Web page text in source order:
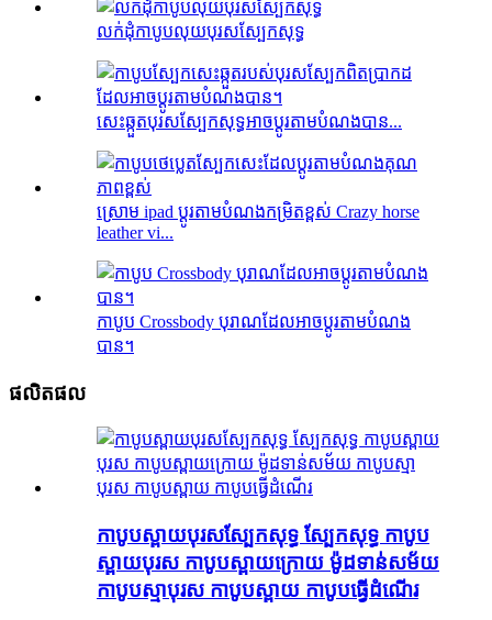
លក់ដុំកាបូបលុយបុរសស្បែកសុទ្ធ
សេះឆ្កួតបុរសស្បែកសុទ្ធអាចប្ដូរតាមបំណងបាន...
ស្រោម ipad ប្ដូរតាមបំណងកម្រិតខ្ពស់ Crazy horse
leather vi...
កាបូប Crossbody បុរាណដែលអាចប្ដូរតាមបំណង
បាន។
ផលិតផល
កាបូបស្ពាយបុរសស្បែកសុទ្ធ ស្បែកសុទ្ធ កាបូប
ស្ពាយបុរស កាបូបស្ពាយក្រោយ ម៉ូដទាន់សម័យ
កាបូបស្មាបុរស កាបូបស្ពាយ កាបូបធ្វើដំណើរ